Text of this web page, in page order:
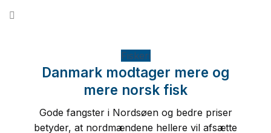
Fiskeri
Danmark modtager mere og
mere norsk fisk
Gode fangster i Nordsøen og bedre priser
betyder, at nordmændene hellere vil afsætte